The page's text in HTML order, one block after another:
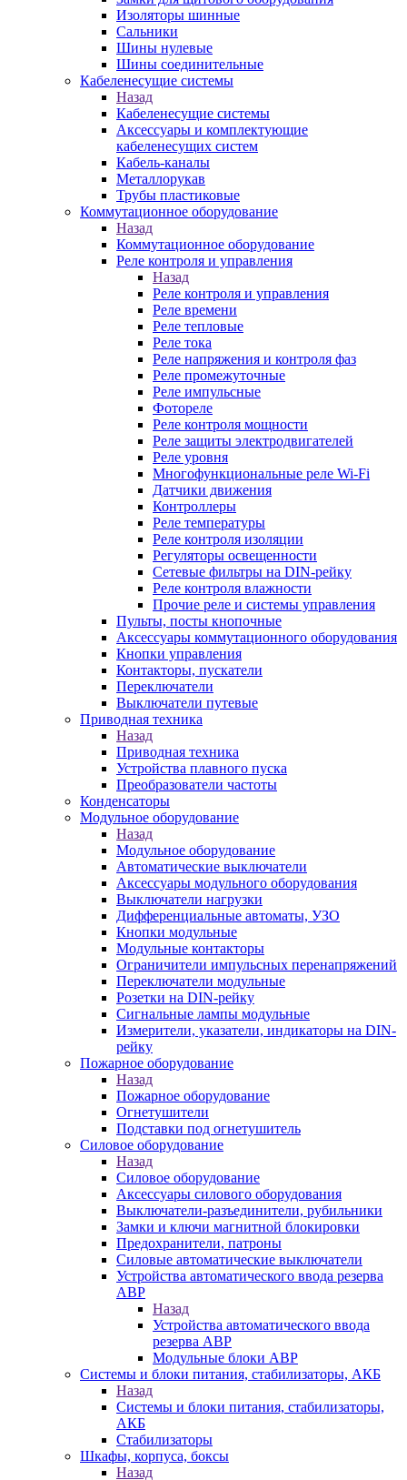
Изоляторы шинные
Сальники
Шины нулевые
Шины соединительные
Кабеленесущие системы
Назад
Кабеленесущие системы
Аксессуары и комплектующие
кабеленесущих систем
Кабель-каналы
Металлорукав
Трубы пластиковые
Коммутационное оборудование
Назад
Коммутационное оборудование
Реле контроля и управления
Назад
Реле контроля и управления
Реле времени
Реле тепловые
Реле тока
Реле напряжения и контроля фаз
Реле промежуточные
Реле импульсные
Фотореле
Реле контроля мощности
Реле защиты электродвигателей
Реле уровня
Многофункциональные реле Wi-Fi
Датчики движения
Контроллеры
Реле температуры
Реле контроля изоляции
Регуляторы освещенности
Сетевые фильтры на DIN-рейку
Реле контроля влажности
Прочие реле и системы управления
Пульты, посты кнопочные
Аксессуары коммутационного оборудования
Кнопки управления
Контакторы, пускатели
Переключатели
Выключатели путевые
Приводная техника
Назад
Приводная техника
Устройства плавного пуска
Преобразователи частоты
Конденсаторы
Модульное оборудование
Назад
Модульное оборудование
Автоматические выключатели
Аксессуары модульного оборудования
Выключатели нагрузки
Дифференциальные автоматы, УЗО
Кнопки модульные
Модульные контакторы
Ограничители импульсных перенапряжений
Переключатели модульные
Розетки на DIN-рейку
Сигнальные лампы модульные
Измерители, указатели, индикаторы на DIN-
рейку
Пожарное оборудование
Назад
Пожарное оборудование
Огнетушители
Подставки под огнетушитель
Силовое оборудование
Назад
Силовое оборудование
Аксессуары силового оборудования
Выключатели-разъединители, рубильники
Замки и ключи магнитной блокировки
Предохранители, патроны
Силовые автоматические выключатели
Устройства автоматического ввода резерва
АВР
Назад
Устройства автоматического ввода
резерва АВР
Модульные блоки АВР
Системы и блоки питания, стабилизаторы, АКБ
Назад
Системы и блоки питания, стабилизаторы,
АКБ
Стабилизаторы
Шкафы, корпуса, боксы
Назад